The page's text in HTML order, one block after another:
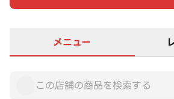
メニュー